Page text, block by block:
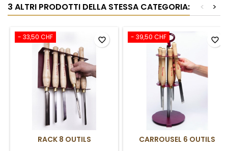
3 ALTRI PRODOTTI DELLA STESSA CATEGORIA: >
<
- 33,50 CHF
RACK 8 OUTILS
favorite_border - 39,50 CHF
CARROUSEL 6 OUTILS
favorite_border